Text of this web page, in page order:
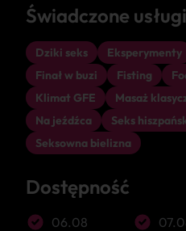
Świadczone usługi
Dziki seks Eksperymenty
Finał w buzi
Fisting
Klimat GFE
Masaż
Na jeźdźca
Seks
Seksowna bielizna
Dostępność
06.08